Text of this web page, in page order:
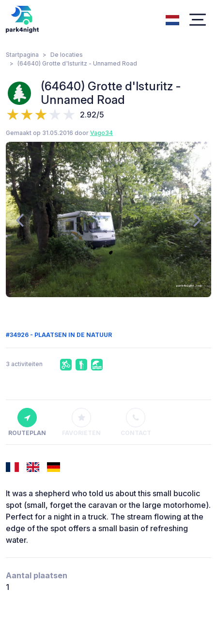
Startpagina
De locaties
(64640) Grotte d'Isturitz - Unnamed Road
(64640) Grotte d'Isturitz -
Unnamed Road
2.92/5
Gemaakt op 31.05.2016 door Vago34
#34926 - PLAATSEN IN DE NATUUR
3 activiteiten
ROUTEPLAN FAVORIETEN CONTACT
It was a shepherd who told us about this small bucolic
spot (small, forget the caravan or the large motorhome).
Perfect for a night in a truck. The stream flowing at the
edge of the spot offers a small basin of refreshing
water.
Aantal plaatsen
1